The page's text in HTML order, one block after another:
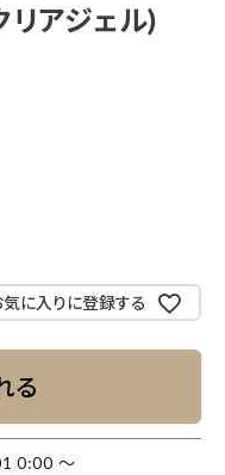
アジェル)
気に入りに登録する
る
0:00 〜